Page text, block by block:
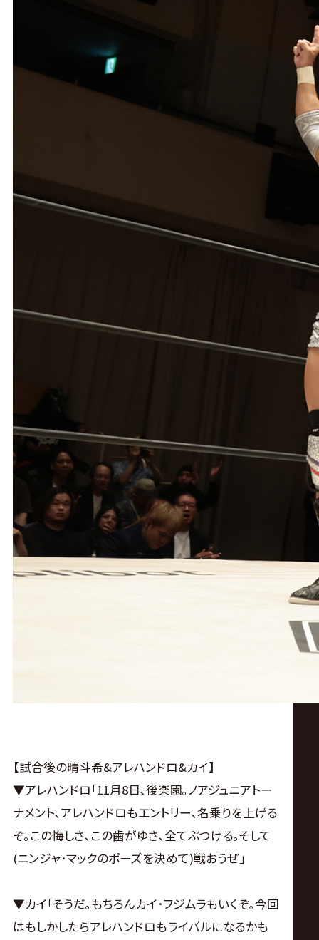
【試合後の晴斗希&アレハンドロ&カイ】
▼アレハンドロ｢11月8日､後楽園｡ノアジュニアトー
ナメント､アレハンドロもエントリー､名乗りを上げる
ぞ｡この悔しさ､この歯がゆさ､全てぶつける｡そして
(ニンジャ･マックのポーズを決めて)戦おうぜ｣
▼カイ｢そうだ｡もちろんカイ･フジムラもいくぞ｡今回
はもしかしたらアレハンドロもライバルになるかも